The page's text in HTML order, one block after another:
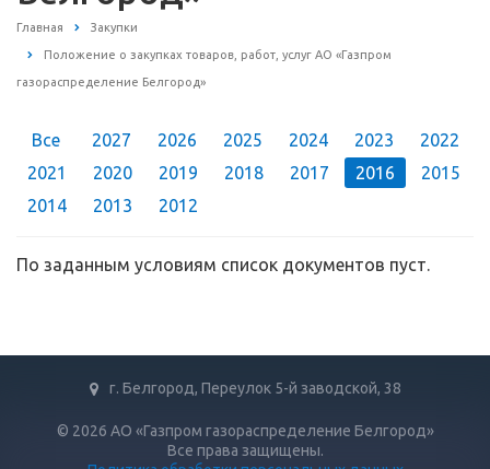
Главная Закупки
Положение о закупках товаров, работ, услуг АО «Газпром
газораспределение Белгород»
Все 2027 2026 2025 2024 2023
2022
2021
2020 2019 2018 2017 2016
2015
2014
2013 2012
По заданным условиям список документов пуст.
г. Белгород, Переулок 5-й заводской, 38
© 2026 АО «Газпром газораспределение Белгород»
Все права защищены.